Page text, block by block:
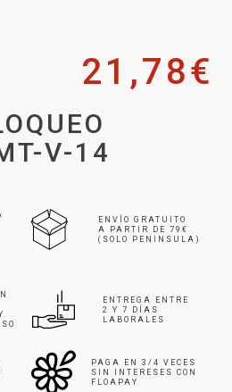
21,78€
V-14
ENVÍO GRATUITO
A PARTIR DE 79€
(SOLO PENINSULA)
ENTREGA ENTRE
2 Y 7 DÍAS
LABORALES
PAGA EN 3/4 VECES
SIN INTERESES CON
FLOAPAY